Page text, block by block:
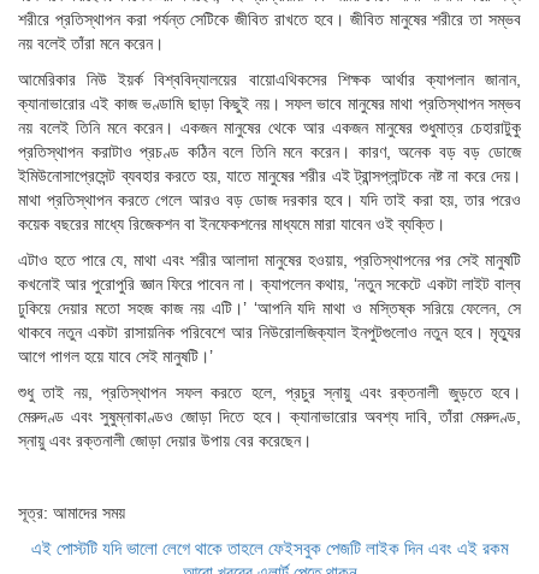
শরীরে প্রতিস্থাপন করা পর্যন্ত সেটিকে জীবিত রাখতে হবে। জীবিত মানুষের শরীরে তা সম্ভব
নয় বলেই তাঁরা মনে করেন।
আমেরিকার নিউ ইয়র্ক বিশ্ববিদ্যালয়ের বায়োএথিকসের শিক্ষক আর্থার ক্যাপলান জানান,
ক্যানাভারোর এই কাজ ভণ্ডামি ছাড়া কিছুই নয়। সফল ভাবে মানুষের মাথা প্রতিস্থাপন সম্ভব
নয় বলেই তিনি মনে করেন। একজন মানুষের থেকে আর একজন মানুষের শুধুমাত্র চেহারাটুকু
প্রতিস্থাপন করাটাও প্রচণ্ড কঠিন বলে তিনি মনে করেন। কারণ, অনেক বড় বড় ডোজে
ইমিউনোসাপ্রেসেন্ট ব্যবহার করতে হয়, যাতে মানুষের শরীর এই ট্রান্সপ্লান্টকে নষ্ট না করে দেয়।
মাথা প্রতিস্থাপন করতে গেলে আরও বড় ডোজ দরকার হবে। যদি তাই করা হয়, তার পরেও
কয়েক বছরের মাধ্যে রিজেকশন বা ইনফেকশনের মাধ্যমে মারা যাবেন ওই ব্যক্তি।
এটাও হতে পারে যে, মাথা এবং শরীর আলাদা মানুষের হওয়ায়, প্রতিস্থাপনের পর সেই মানুষটি
কখনোই আর পুরোপুরি জ্ঞান ফিরে পাবেন না। ক্যাপলেন কথায়, ‘নতুন সকেটে একটা লাইট বাল্ব
ঢুকিয়ে দেয়ার মতো সহজ কাজ নয় এটি।’ ‘আপনি যদি মাথা ও মস্তিষ্ক সরিয়ে ফেলেন, সে
থাকবে নতুন একটা রাসায়নিক পরিবেশে আর নিউরোলজিক্যাল ইনপুটগুলোও নতুন হবে। মৃত্যুর
আগে পাগল হয়ে যাবে সেই মানুষটি।’
শুধু তাই নয়, প্রতিস্থাপন সফল করতে হলে, প্রচুর স্নায়ু এবং রক্তনালী জুড়তে হবে।
মেরুদণ্ড এবং সুষুম্নাকাণ্ডও জোড়া দিতে হবে। ক্যানাভারোর অবশ্য দাবি, তাঁরা মেরুদণ্ড,
স্নায়ু এবং রক্তনালী জোড়া দেয়ার উপায় বের করেছেন।
সূত্র: আমাদের সময়
এই পোস্টটি যদি ভালো লেগে থাকে তাহলে ফেইসবুক পেজটি লাইক দিন এবং এই রকম